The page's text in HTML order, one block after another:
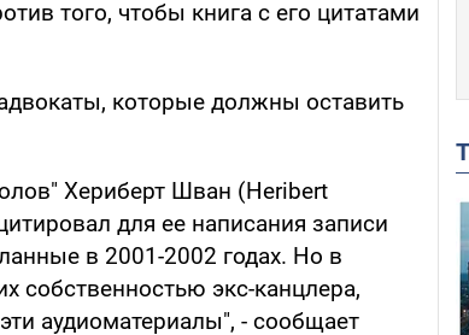
того, чтобы книга с его цитатами
которые должны оставить
Хериберт Шван (Heribert
для ее написания записи
в 2001-2002 годах. Но в
собственностью экс-канцлера,
аудиоматериалы", - сообщает